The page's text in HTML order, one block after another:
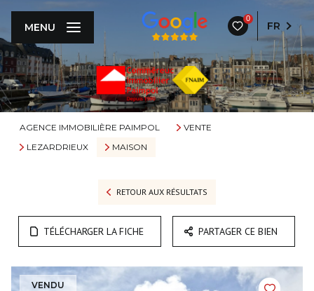
0
FR
MENU
AGENCE IMMOBILIÈRE PAIMPOL
VENTE
LEZARDRIEUX
MAISON
RETOUR AUX RÉSULTATS
TÉLÉCHARGER LA FICHE PARTAGER CE BIEN
VENDU